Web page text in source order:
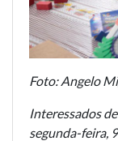
Foto: Angelo
Interessados
segunda-feira,